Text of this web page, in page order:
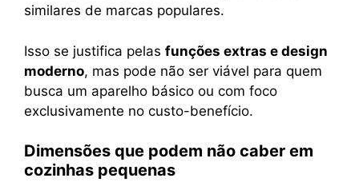
similares de marcas populares.
Isso se justifica pelas funções extras e design
moderno, mas pode não ser viável para quem
busca um aparelho básico ou com foco
exclusivamente no custo-benefício.
Dimensões que podem não caber em
cozinhas pequenas